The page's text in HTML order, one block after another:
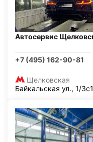
Автосервис
+7 (495) 162-90-81
Щелковская
Байкальская ул., 1/